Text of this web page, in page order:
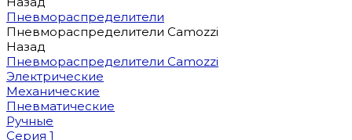
Пневмораспределители
Пневмораспределители Camozzi
Назад
Пневмораспределители Camozzi
Электрические
Механические
Пневматические
Ручные
Серия 1